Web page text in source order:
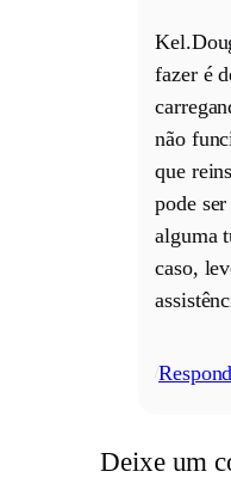
fazer é
não
que
pode
alguma
caso,
Deixe um